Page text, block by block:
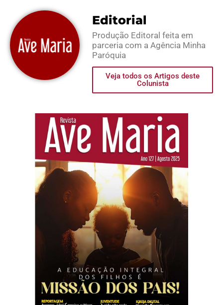
Editorial
Produção Editoral feita em
parceria com a Agência Minha
Paróquia
Veja todos os Artigos deste
Colunista